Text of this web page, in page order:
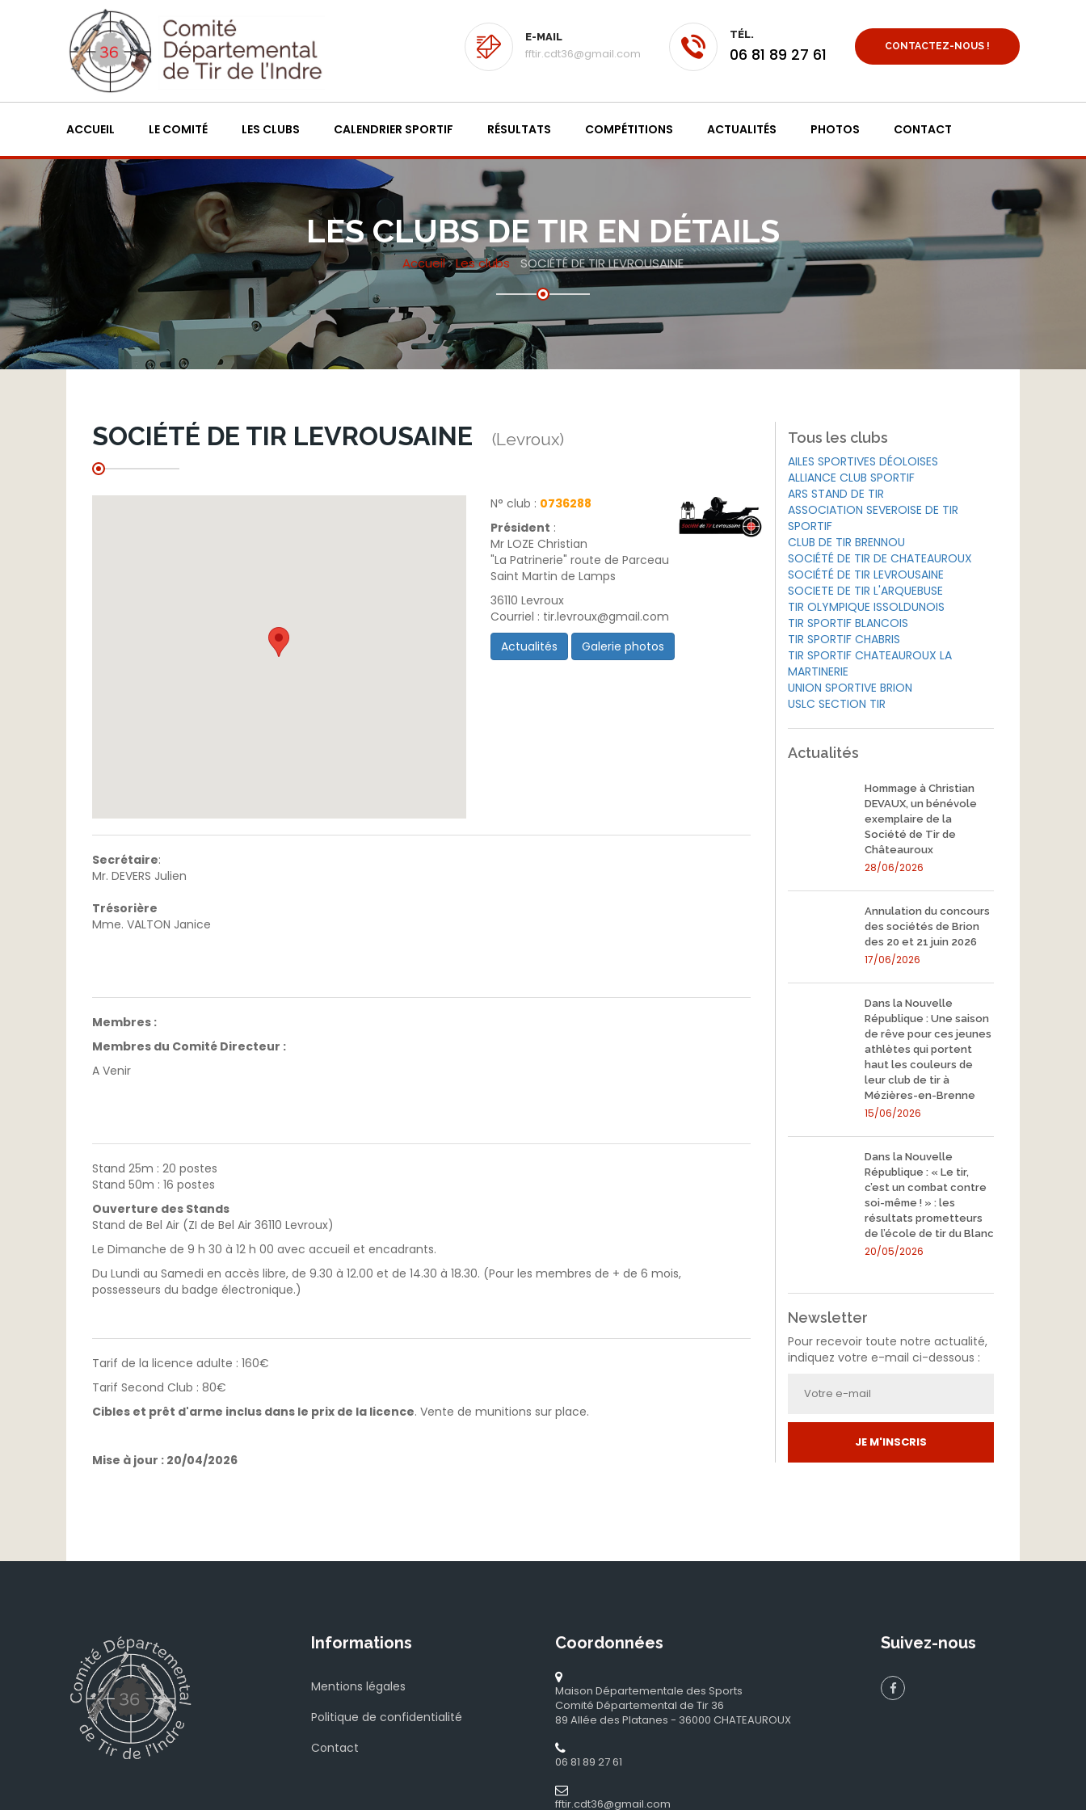
E-MAIL
fftir.cdt36@gmail.com
TÉL.
06 81 89 27 61 CONTACTEZ-NOUS !
ACCUEIL LE COMITÉ LES CLUBS CALENDRIER SPORTIF RÉSULTATS COMPÉTITIONS ACTUALITÉS PHOTOS CONTACT
LES CLUBS DE TIR EN DÉTAILS
Accueil Les clubs SOCIÉTÉ DE TIR LEVROUSAINE
SOCIÉTÉ DE TIR LEVROUSAINE (Levroux)
N° club : 0736288
Président :
Mr LOZE Christian
"La Patrinerie" route de Parceau
Saint Martin de Lamps
36110 Levroux
Courriel : tir.levroux@gmail.com
Actualités
Galerie photos
Secrétaire:
Mr. DEVERS Julien
Trésorière
Mme. VALTON Janice
Membres :
Membres du Comité Directeur :
A Venir
Stand 25m : 20 postes
Stand 50m : 16 postes
Ouverture des Stands
Stand de Bel Air (ZI de Bel Air 36110 Levroux)
Le Dimanche de 9 h 30 à 12 h 00 avec accueil et encadrants.
Du Lundi au Samedi en accès libre, de 9.30 à 12.00 et de 14.30 à 18.30. (Pour les membres de + de 6 mois,
possesseurs du badge électronique.)
Tarif de la licence adulte : 160€
Tarif Second Club : 80€
Cibles et prêt d'arme inclus dans le prix de la licence. Vente de munitions sur place.
Mise à jour : 20/04/2026
Tous les clubs
AILES SPORTIVES DÉOLOISES
ALLIANCE CLUB SPORTIF
ARS STAND DE TIR
ASSOCIATION SEVEROISE DE TIR
SPORTIF
CLUB DE TIR BRENNOU
SOCIÉTÉ DE TIR DE CHATEAUROUX
SOCIÉTÉ DE TIR LEVROUSAINE
SOCIETE DE TIR L'ARQUEBUSE
TIR OLYMPIQUE ISSOLDUNOIS
TIR SPORTIF BLANCOIS
TIR SPORTIF CHABRIS
TIR SPORTIF CHATEAUROUX LA
MARTINERIE
UNION SPORTIVE BRION
USLC SECTION TIR
Actualités
Hommage à Christian
DEVAUX, un bénévole
exemplaire de la
Société de Tir de
Châteauroux
28/06/2026
Annulation du concours
des sociétés de Brion
des 20 et 21 juin 2026
17/06/2026
Dans la Nouvelle
République : Une saison
de rêve pour ces jeunes
athlètes qui portent
haut les couleurs de
leur club de tir à
Mézières-en-Brenne
15/06/2026
Dans la Nouvelle
République : « Le tir,
c’est un combat contre
soi-même ! » : les
résultats prometteurs
de l’école de tir du Blanc
20/05/2026
Newsletter
Pour recevoir toute notre actualité,
indiquez votre e-mail ci-dessous :
JE M'INSCRIS
Informations
Mentions légales
Politique de confidentialité
Contact
Coordonnées
Maison Départementale des Sports
Comité Départemental de Tir 36
89 Allée des Platanes - 36000 CHATEAUROUX
06 81 89 27 61
fftir.cdt36@gmail.com
Suivez-nous